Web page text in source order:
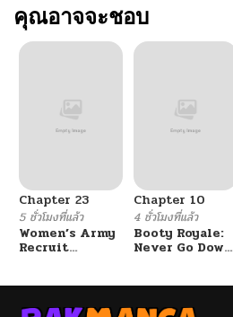
คุณอาจจะชอบ
Chapter 23
5 ชั่วโมงที่แล้ว
Women’s Army
Recruit
Chapter 10
4 ชั่วโมงที่แล้ว
Booty Royale:
Never Go Down